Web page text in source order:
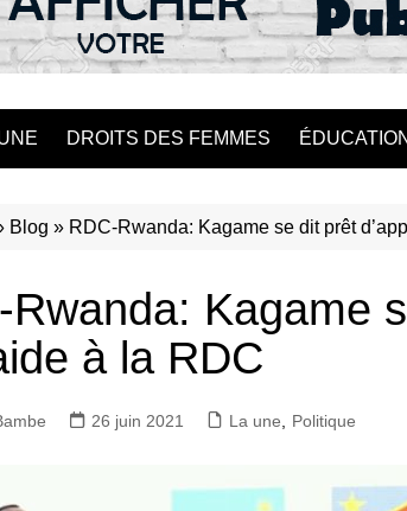
DROITS DES FEMMES ÉDUCATION
Blog » RDC-Rwanda: Kagame se dit prêt
Rwanda: Kagame
à la RDC
26 juin 2021 La une, Politique